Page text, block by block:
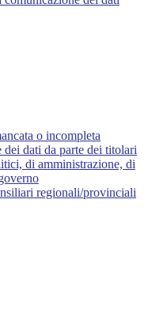
o incompleta
dei dati da parte dei titolari
di amministrazione, di
regionali/provinciali